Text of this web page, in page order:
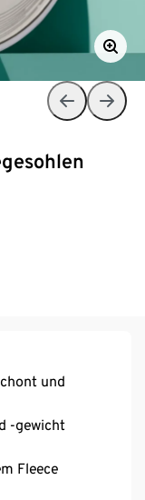
und
-gewicht
Fleece